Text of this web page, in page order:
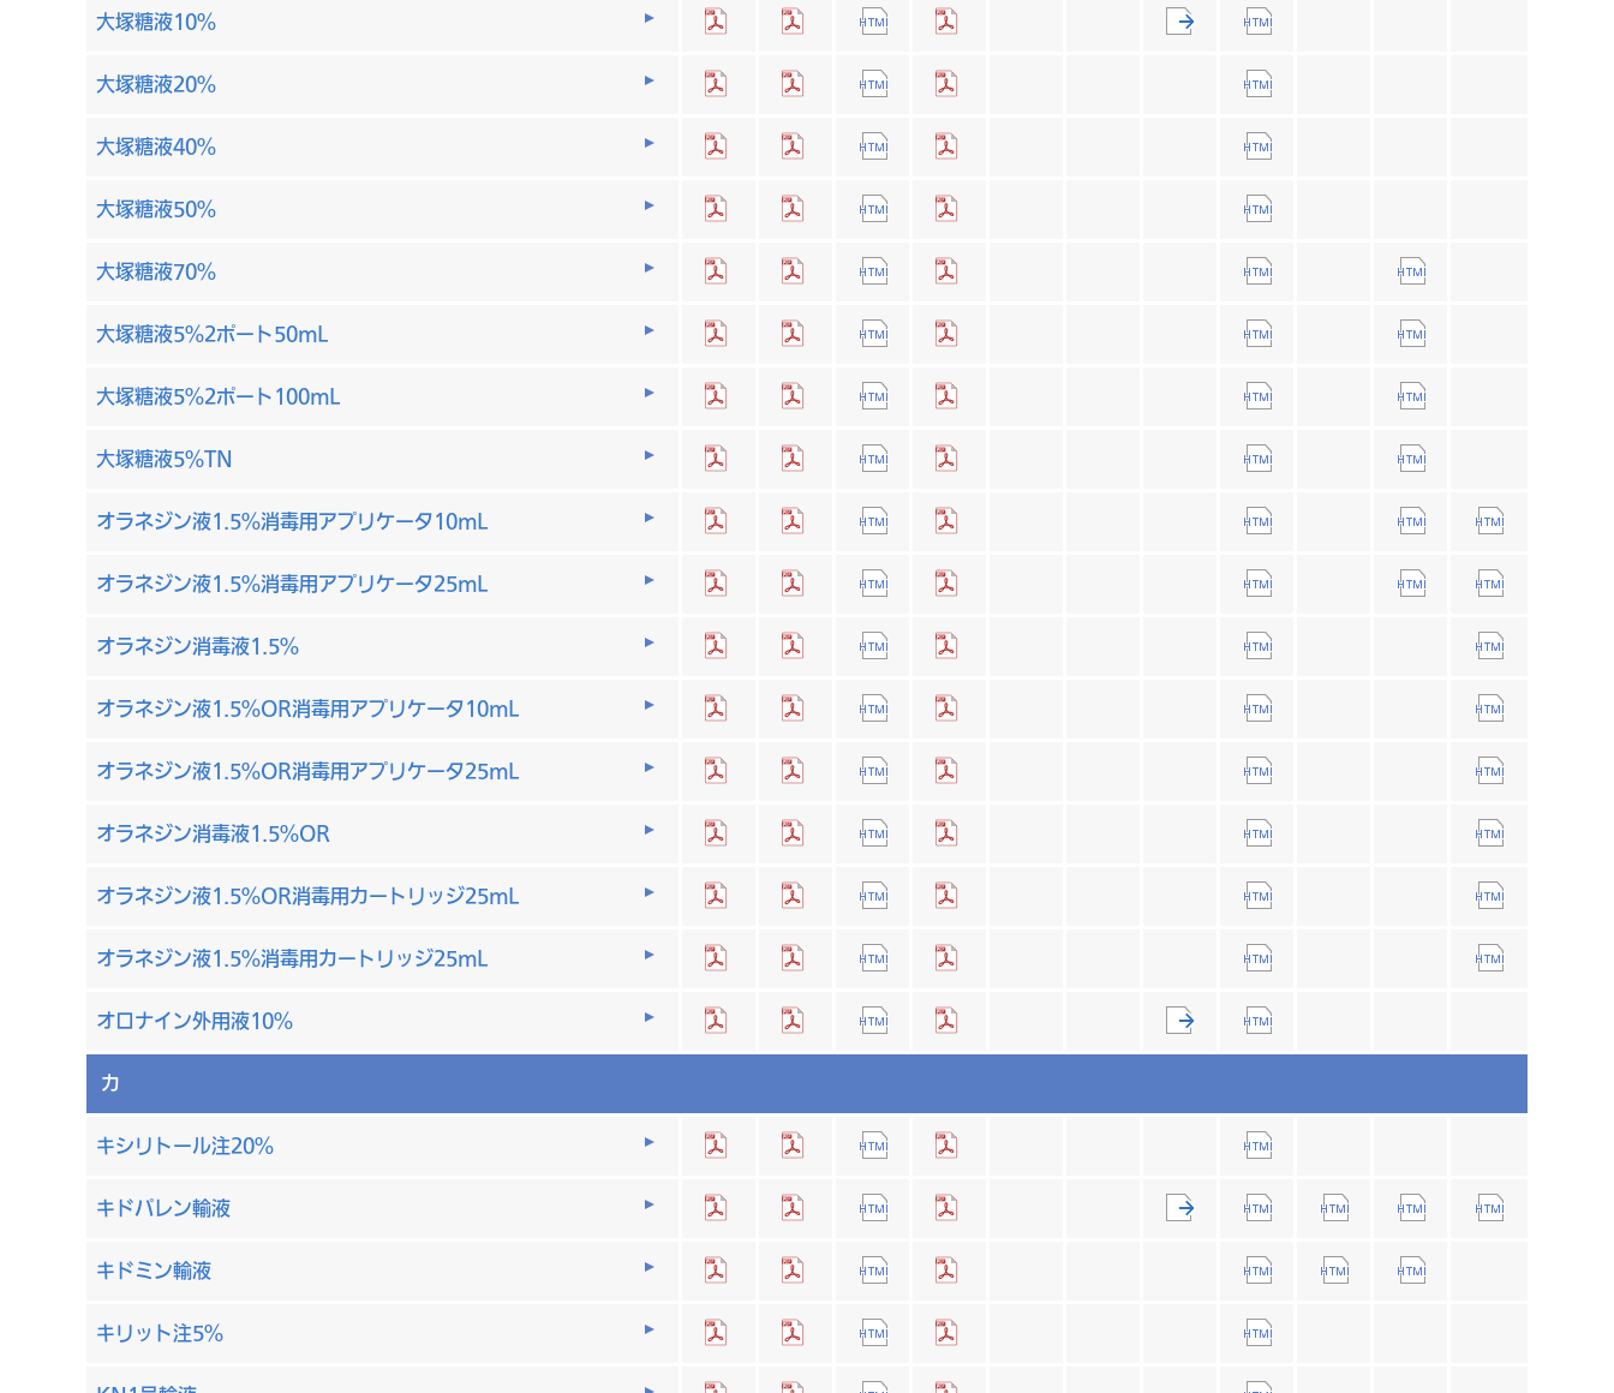
大塚糖液10%
大塚糖液20%
大塚糖液40%
大塚糖液50%
大塚糖液70%
大塚糖液5%2ポート50mL
大塚糖液5%2ポート100mL
大塚糖液5％TN
オラネジン液1.5%消毒用アプリケータ10mL
オラネジン液1.5%消毒用アプリケータ25mL
オラネジン消毒液1.5%
オラネジン液1.5%OR消毒用アプリケータ10mL
オラネジン液1.5%OR消毒用アプリケータ25mL
オラネジン消毒液1.5%OR
オラネジン液1.5%OR消毒用カートリッジ25mL
オラネジン液1.5%消毒用カートリッジ25mL
オロナイン外用液10%
カ
キシリトール注20%
キドパレン輸液
キドミン輸液
キリット注5%